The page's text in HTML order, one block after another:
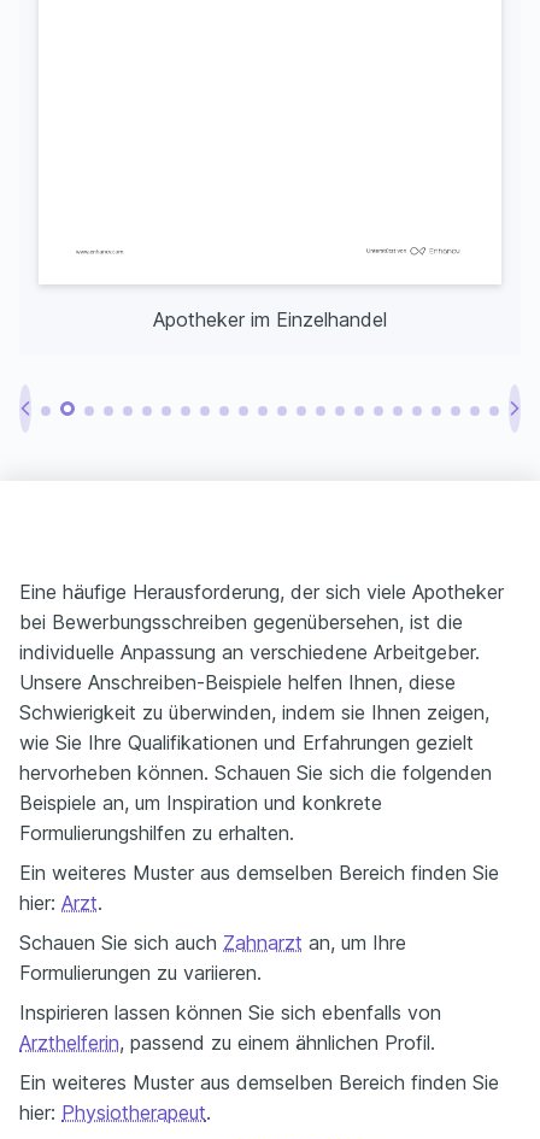
Apotheker im Einzelhandel
Eine häufige Herausforderung, der sich viele Apotheker
bei Bewerbungsschreiben gegenübersehen, ist die
individuelle Anpassung an verschiedene Arbeitgeber.
Unsere Anschreiben-Beispiele helfen Ihnen, diese
Schwierigkeit zu überwinden, indem sie Ihnen zeigen,
wie Sie Ihre Qualifikationen und Erfahrungen gezielt
hervorheben können. Schauen Sie sich die folgenden
Beispiele an, um Inspiration und konkrete
Formulierungshilfen zu erhalten.
Ein weiteres Muster aus demselben Bereich finden Sie
hier: Arzt.
Schauen Sie sich auch Zahnarzt an, um Ihre
Formulierungen zu variieren.
Inspirieren lassen können Sie sich ebenfalls von
Arzthelferin, passend zu einem ähnlichen Profil.
Ein weiteres Muster aus demselben Bereich finden Sie
hier: Physiotherapeut.